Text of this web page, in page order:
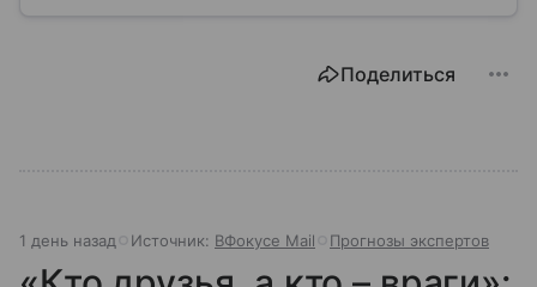
Поделиться
1 день назад Источник: ВФокусе Mail Прогнозы экспертов